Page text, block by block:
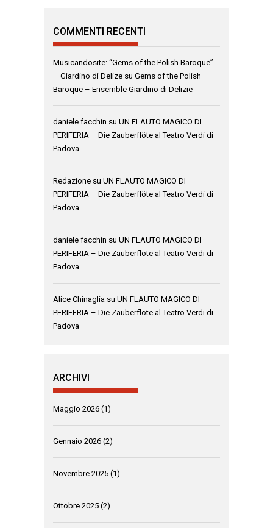
COMMENTI RECENTI
Musicandosite: “Gems of the Polish Baroque”
– Giardino di Delize su Gems of the Polish
Baroque – Ensemble Giardino di Delizie
daniele facchin su UN FLAUTO MAGICO DI
PERIFERIA – Die Zauberflöte al Teatro Verdi di
Padova
Redazione su UN FLAUTO MAGICO DI
PERIFERIA – Die Zauberflöte al Teatro Verdi di
Padova
daniele facchin su UN FLAUTO MAGICO DI
PERIFERIA – Die Zauberflöte al Teatro Verdi di
Padova
Alice Chinaglia su UN FLAUTO MAGICO DI
PERIFERIA – Die Zauberflöte al Teatro Verdi di
Padova
ARCHIVI
Maggio 2026 (1)
Gennaio 2026 (2)
Novembre 2025 (1)
Ottobre 2025 (2)